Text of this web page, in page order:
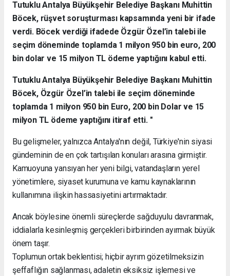
Tutuklu Antalya Büyükşehir Belediye Başkanı Muhittin
Böcek, rüşvet soruşturması kapsamında yeni bir ifade
verdi. Böcek verdiği ifadede Özgür Özel’in talebi ile
seçim döneminde toplamda 1 milyon 950 bin euro, 200
bin dolar ve 15 milyon TL ödeme yaptığını kabul etti.
Tutuklu Antalya Büyükşehir Belediye Başkanı Muhittin
Böcek, Özgür Özel’in talebi ile seçim döneminde
toplamda 1 milyon 950 bin Euro, 200 bin Dolar ve 15
milyon TL ödeme yaptığını itiraf etti. "
Bu gelişmeler, yalnızca Antalya'nın değil, Türkiye'nin siyasi
gündeminin de en çok tartışılan konuları arasına girmiştir.
Kamuoyuna yansıyan her yeni bilgi, vatandaşların yerel
yönetimlere, siyaset kurumuna ve kamu kaynaklarının
kullanımına ilişkin hassasiyetini artırmaktadır.
Ancak böylesine önemli süreçlerde sağduyulu davranmak,
iddialarla kesinleşmiş gerçekleri birbirinden ayırmak büyük
önem taşır.
Toplumun ortak beklentisi; hiçbir ayrım gözetilmeksizin
şeffaflığın sağlanması, adaletin eksiksiz işlemesi ve